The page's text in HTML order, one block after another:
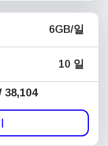
6GB/일
10 일
38,104